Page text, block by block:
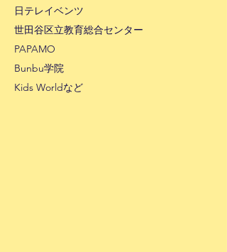
日テレイベンツ
世田谷区立教育総合センター
PAPAMO
Bunbu学院
Kids World​など